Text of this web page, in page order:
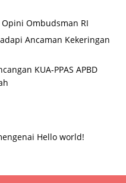
Ombudsman RI
Ancaman Kekeringan
KUA-PPAS APBD
Hello world!